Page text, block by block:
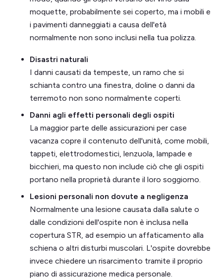
moquette, probabilmente sei coperto, ma i mobili e
i pavimenti danneggiati a causa dell'età
normalmente non sono inclusi nella tua polizza.
Disastri naturali
I danni causati da tempeste, un ramo che si
schianta contro una finestra, doline o danni da
terremoto non sono normalmente coperti.
Danni agli effetti personali degli ospiti
La maggior parte delle assicurazioni per case
vacanza copre il contenuto dell'unità, come mobili,
tappeti, elettrodomestici, lenzuola, lampade e
bicchieri, ma questo non include ciò che gli ospiti
portano nella proprietà durante il loro soggiorno.
Lesioni personali non dovute a negligenza
Normalmente una lesione causata dalla salute o
dalle condizioni dell'ospite non è inclusa nella
copertura STR, ad esempio un affaticamento alla
schiena o altri disturbi muscolari. L'ospite dovrebbe
invece chiedere un risarcimento tramite il proprio
piano di assicurazione medica personale.